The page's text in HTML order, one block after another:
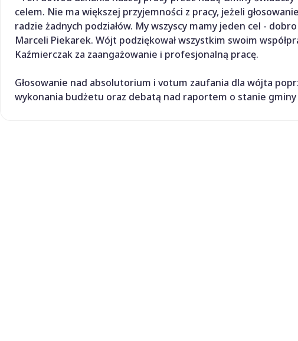
celem. Nie ma większej przyjemności z pracy, jeżeli
radzie żadnych podziałów. My wszyscy mamy jeden cel -
Marceli Piekarek. Wójt podziękował wszystkim swoim
Kaźmierczak za zaangażowanie i profesjonalną pracę.
Głosowanie nad absolutorium i votum zaufania dla wójta
wykonania budżetu oraz debatą nad raportem o stanie gminy